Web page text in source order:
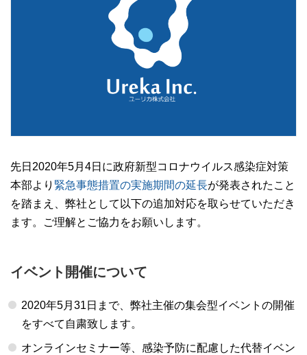
先日2020年5月4日に政府新型コロナウイルス感染症対策
本部より 緊急事態措置の実施期間の延長が発表されたこと
を踏まえ、弊社として以下の追加対応を取らせていただき
ます。ご理解とご協力をお願いします。
イベント開催について
2020年5月31日まで、弊社主催の集会型イベントの開催
をすべて自粛致します。
オンラインセミナー等、感染予防に配慮した代替イベン